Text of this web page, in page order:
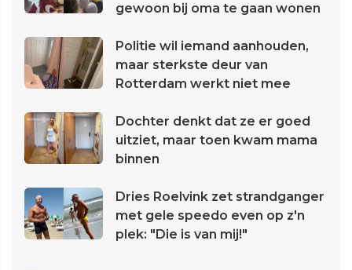
gewoon bij oma te gaan wonen
Politie wil iemand aanhouden,
maar sterkste deur van
Rotterdam werkt niet mee
Dochter denkt dat ze er goed
uitziet, maar toen kwam mama
binnen
Dries Roelvink zet strandganger
met gele speedo even op z'n
plek: "Die is van mij!"